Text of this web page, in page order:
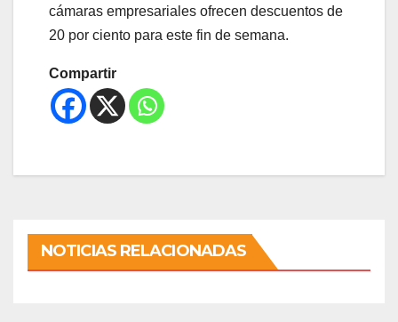
cámaras empresariales ofrecen descuentos de
20 por ciento para este fin de semana.
Compartir
NOTICIAS RELACIONADAS